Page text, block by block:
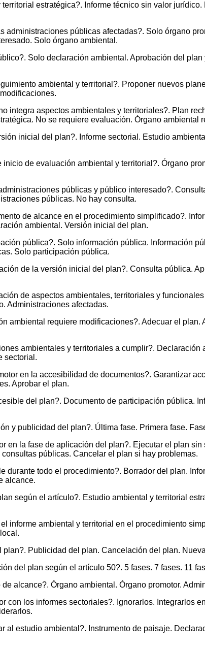
estratégica?. Informe técnico sin valor
administraciones públicas afectadas?. Solo órgano
Solo órgano ambiental.
Solo declaración ambiental. Aprobación del
ambiental y territorial?. Proponer nuevos
integra aspectos ambientales y territoriales?. Plan
No se requiere evaluación. Órgano ambiental
inicial del plan?. Informe sectorial. Estudio
de evaluación ambiental y territorial?. Órgano
públicas y público interesado?.
públicas. No hay consulta.
de alcance en el procedimiento simplificado?.
ambiental. Versión inicial del plan.
pública?. Solo información pública. Información
Solo participación pública.
de la versión inicial del plan?. Consulta pública.
de aspectos ambientales, territoriales y
Administraciones afectadas.
ambiental requiere modificaciones?. Adecuar el
ambientales y territoriales a cumplir?.
sectorial.
en la accesibilidad de documentos?. Garantizar
Aprobar el plan.
del plan?. Documento de participación pública.
y publicidad del plan?. Última fase. Primera fase.
en la fase de aplicación del plan?. Ejecutar el plan
públicas. Cancelar el plan si hay problemas.
durante todo el procedimiento?. Borrador del plan.
alcance.
según el artículo?. Estudio ambiental y territorial
informe ambiental y territorial en el procedimiento
Publicidad del plan. Cancelación del plan.
del plan según el artículo 50?. 5 fases. 7 fases. 11
alcance?. Órgano ambiental. Órgano promotor.
con los informes sectoriales?. Ignorarlos. Integrarlos
al estudio ambiental?. Instrumento de paisaje.